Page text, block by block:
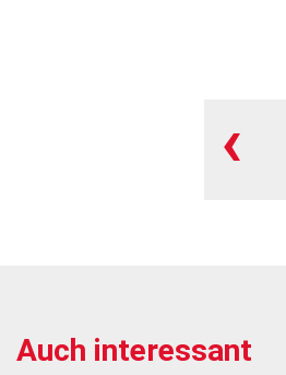
‹
Auch interessant